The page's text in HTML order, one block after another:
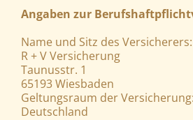
Angaben zur
Name und Sitz des Versicherers:
R + V Versicherung
Taunusstr. 1
65193 Wiesbaden
Geltungsraum der Versicherung:
Deutschland